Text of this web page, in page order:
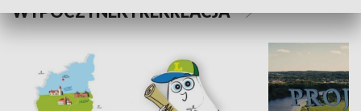
WYPOCZYNEK I REKREACJA